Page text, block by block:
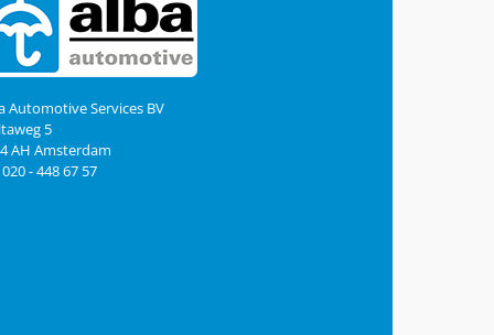
Automotive Services BV
5
AH Amsterdam
- 448 67 57